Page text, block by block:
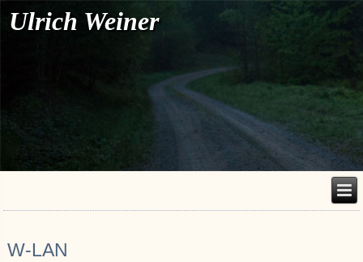
Ulrich Weiner
W-LAN